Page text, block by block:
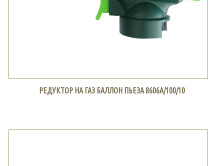
РЕДУКТОР НА ГАЗ БАЛЛОН ПЬЕЗА 8606А/100/10